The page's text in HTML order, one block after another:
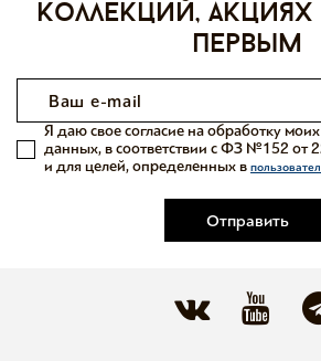
коллекций, акциях
первым
Отправить
Я даю свое согласие на обработку
данных, в соответствии с ФЗ №152 от
и для целей, определенных в